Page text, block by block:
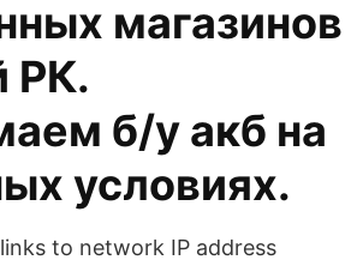
магазинов
РК.
б/у акб на
условиях.
to network IP address